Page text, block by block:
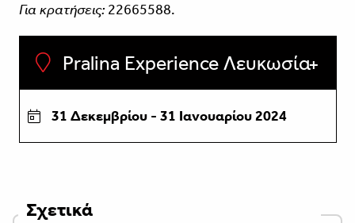
Για κρατήσεις:22665588.
Pralina Experience Λευκωσία
31 Δεκεμβρίου - 31 Ιανουαρίου 2024
Σχετικά